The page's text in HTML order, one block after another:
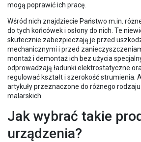
mogą poprawić ich pracę.
Wśród nich znajdziecie Państwo m.in.
do tych końcówek i osłony do nich. Te
skutecznie zabezpieczają je przed
mechanicznymi i przed
montaż i demontaż ich bez użycia
odprowadzają ładunki elektrostatyczne
regulować kształt i szerokość strumienia.
artykuły przeznaczone do różnego
malarskich.
Jak wybrać takie
urządzenia?